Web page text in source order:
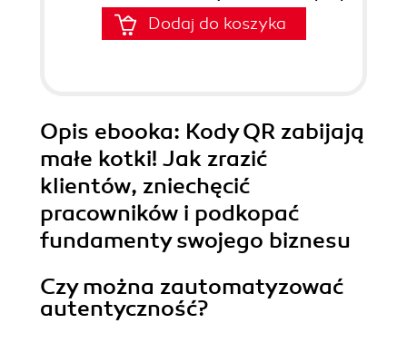
Dodaj do koszyka
Opis ebooka: Kody QR zabijają
małe kotki! Jak zrazić
klientów, zniechęcić
pracowników i podkopać
fundamenty swojego biznesu
Czy można zautomatyzować
autentyczność?